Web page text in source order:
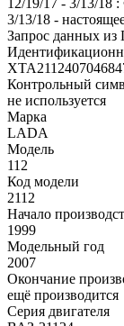
3/13/18 -
Запрос данных
Контрольный
не используется
Марка
LADA
Модель
112
Код модели
2112
Начало
1999
Модельный год
2007
Окончание
ещё производится
Серия двигателя